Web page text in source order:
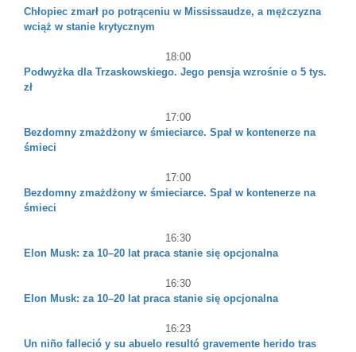
Chłopiec zmarł po potrąceniu w Mississaudze, a mężczyzna
wciąż w stanie krytycznym
18:00
Podwyżka dla Trzaskowskiego. Jego pensja wzrośnie o 5 tys.
zł
17:00
Bezdomny zmażdżony w śmieciarce. Spał w kontenerze na
śmieci
17:00
Bezdomny zmażdżony w śmieciarce. Spał w kontenerze na
śmieci
16:30
Elon Musk: za 10–20 lat praca stanie się opcjonalna
16:30
Elon Musk: za 10–20 lat praca stanie się opcjonalna
16:23
Un niño falleció y su abuelo resultó gravemente herido tras